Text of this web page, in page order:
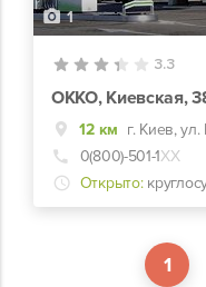
1
3.3
ОККО, Киевская,
12 км г. Киев,
0(800)-501-1ХХ
Открыто:
1